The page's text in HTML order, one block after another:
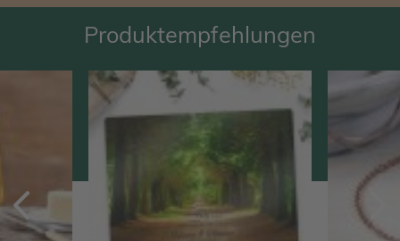
Produktempfehlungen
Zurück